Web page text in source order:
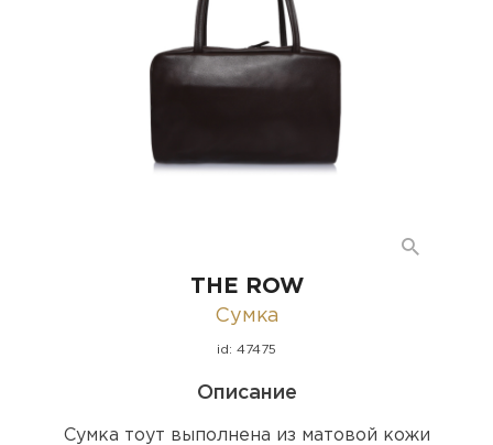
THE ROW
Сумка
id: 47475
Описание
Сумка тоут выполнена из матовой кожи